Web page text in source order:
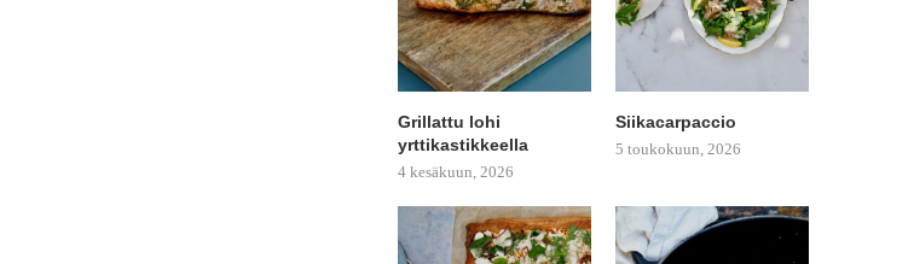
Grillattu lohi
yrttikastikkeella
4 kesäkuun, 2026
Siikacarpaccio
5 toukokuun, 2026